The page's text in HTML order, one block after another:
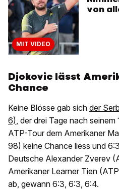
MIT VIDEO
von
Djokovic lässt
Chance
Keine Blösse gab sich der
6), der drei Tage nach
ATP-Tour dem Amerikaner
98) keine Chance liess und
Deutsche Alexander Zverev
Amerikaner Learner Tien
ab, gewann 6:3, 6:3, 6:4.